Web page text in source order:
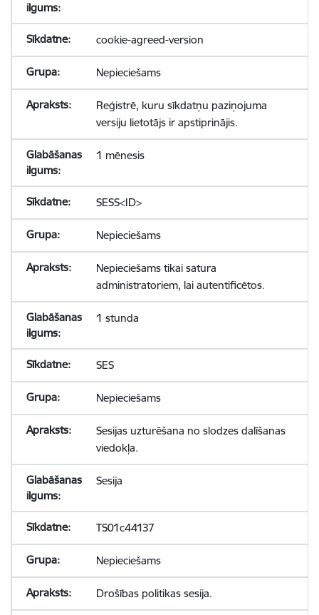
cookie-agreed-version
Nepieciešams
Reģistrē, kuru sīkdatņu paziņojuma
versiju lietotājs ir apstiprinājis.
1 mēnesis
SESS<ID>
Nepieciešams
Nepieciešams tikai satura
administratoriem, lai autentificētos.
1 stunda
SES
Nepieciešams
Sesijas uzturēšana no slodzes dalīšanas
viedokļa.
Sesija
TS01c44137
Nepieciešams
Drošības politikas sesija.